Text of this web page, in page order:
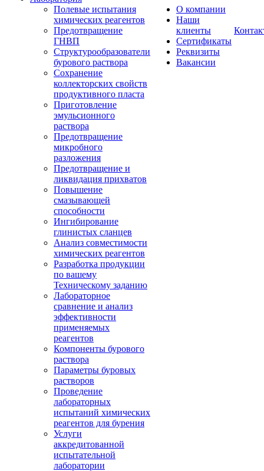
Полевые испытания
химических реагентов
Предотвращение
ГНВП
Структурообразователи
бурового раствора
Сохранение
коллекторских свойств
продуктивного пласта
Приготовление
эмульсионного
раствора
Предотвращение
микробного
разложения
Предотвращение и
ликвидация прихватов
Повышение
смазывающей
способности
Ингибирование
глинистых сланцев
Анализ совместимости
химических реагентов
Разработка продукции
по вашему
Техническому заданию
Лабораторное
сравнение и анализ
эффективности
применяемых
реагентов
Компоненты бурового
раствора
Параметры буровых
растворов
Проведение
лабораторных
испытаний химических
реагентов для бурения
Услуги
аккредитованной
испытательной
лаборатории
О компании
Наши
клиенты
Сертификаты
Реквизиты
Вакансии